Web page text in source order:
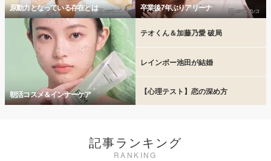
原動力となっている存在とは 卒業後7年ぶりアリーナ
朝活コスメ＆インナーケア
テオくん＆加藤乃愛 破局
レインボー池田が結婚
【心理テスト】恋の深め方
記事ランキング
RANKING